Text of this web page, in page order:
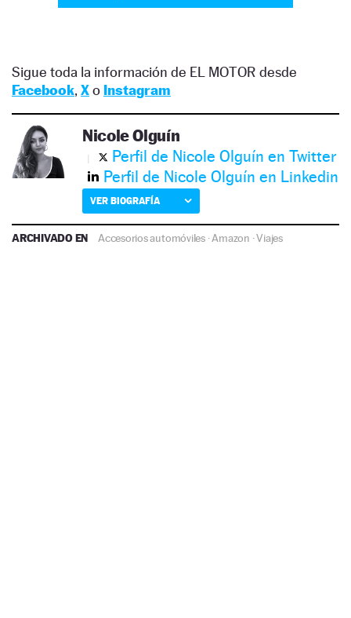
Sigue toda la información de EL MOTOR desde
Facebook, Xo Instagram
Nicole Olguín
Perfil de Nicole Olguín en Twitter
Perfil de Nicole Olguín en Linkedin
VER BIOGRAFÍA
ARCHIVADO EN Accesorios automóviles·Amazon ·Viajes